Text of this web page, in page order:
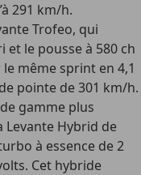
291 km/h.
Trofeo, qui
le pousse à 580 ch
même sprint en 4,1
pointe de 301 km/h.
gamme plus
Levante Hybrid de
à essence de 2
Cet hybride